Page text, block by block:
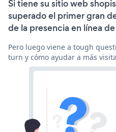
Si tiene su sitio web
superado el primer gran
de la presencia en línea
Pero luego viene a tough
turn y cómo ayudar a más